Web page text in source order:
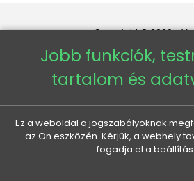
Copyright © 2026 -
Veneti HU
Veneti CZ
Veneti DE
Jobb funkciók,
tartalom és
Ez a weboldal a jogszabályoknak
az Ön eszközén. Kérjük, a webhely
fogadja el a